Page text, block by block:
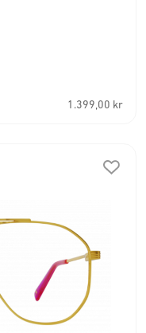
1.399,00 kr